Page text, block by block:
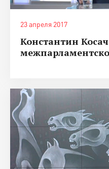
23 апреля 2017
Константин